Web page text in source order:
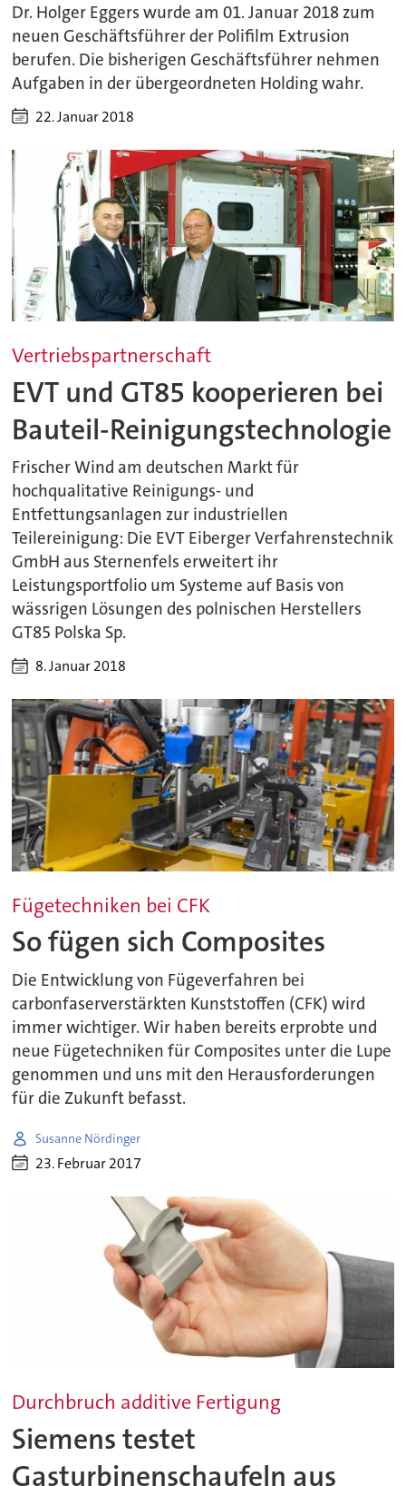
Dr. Holger Eggers wurde am 01. Januar 2018 zum
neuen Geschäftsführer der Polifilm Extrusion
berufen. Die bisherigen Geschäftsführer nehmen
Aufgaben in der übergeordneten Holding wahr.
22. Januar 2018
Vertriebspartnerschaft
EVT und GT85 kooperieren bei
Bauteil-Reinigungstechnologie
Frischer Wind am deutschen Markt für
hochqualitative Reinigungs- und
Entfettungsanlagen zur industriellen
Teilereinigung: Die EVT Eiberger Verfahrenstechnik
GmbH aus Sternenfels erweitert ihr
Leistungsportfolio um Systeme auf Basis von
wässrigen Lösungen des polnischen Herstellers
GT85 Polska Sp.
8. Januar 2018
Fügetechniken bei CFK
So fügen sich Composites
Die Entwicklung von Fügeverfahren bei
carbonfaserverstärkten Kunststoffen (CFK) wird
immer wichtiger. Wir haben bereits erprobte und
neue Fügetechniken für Composites unter die Lupe
genommen und uns mit den Herausforderungen
für die Zukunft befasst.
Susanne Nördinger
23. Februar 2017
Durchbruch additive Fertigung
Siemens testet
Gasturbinenschaufeln aus